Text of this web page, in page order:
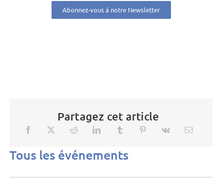
Abonnez-vous à notre Newsletter
Partagez cet article
Tous les événements